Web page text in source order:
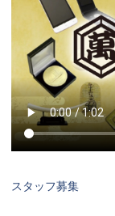
スタッフ募集